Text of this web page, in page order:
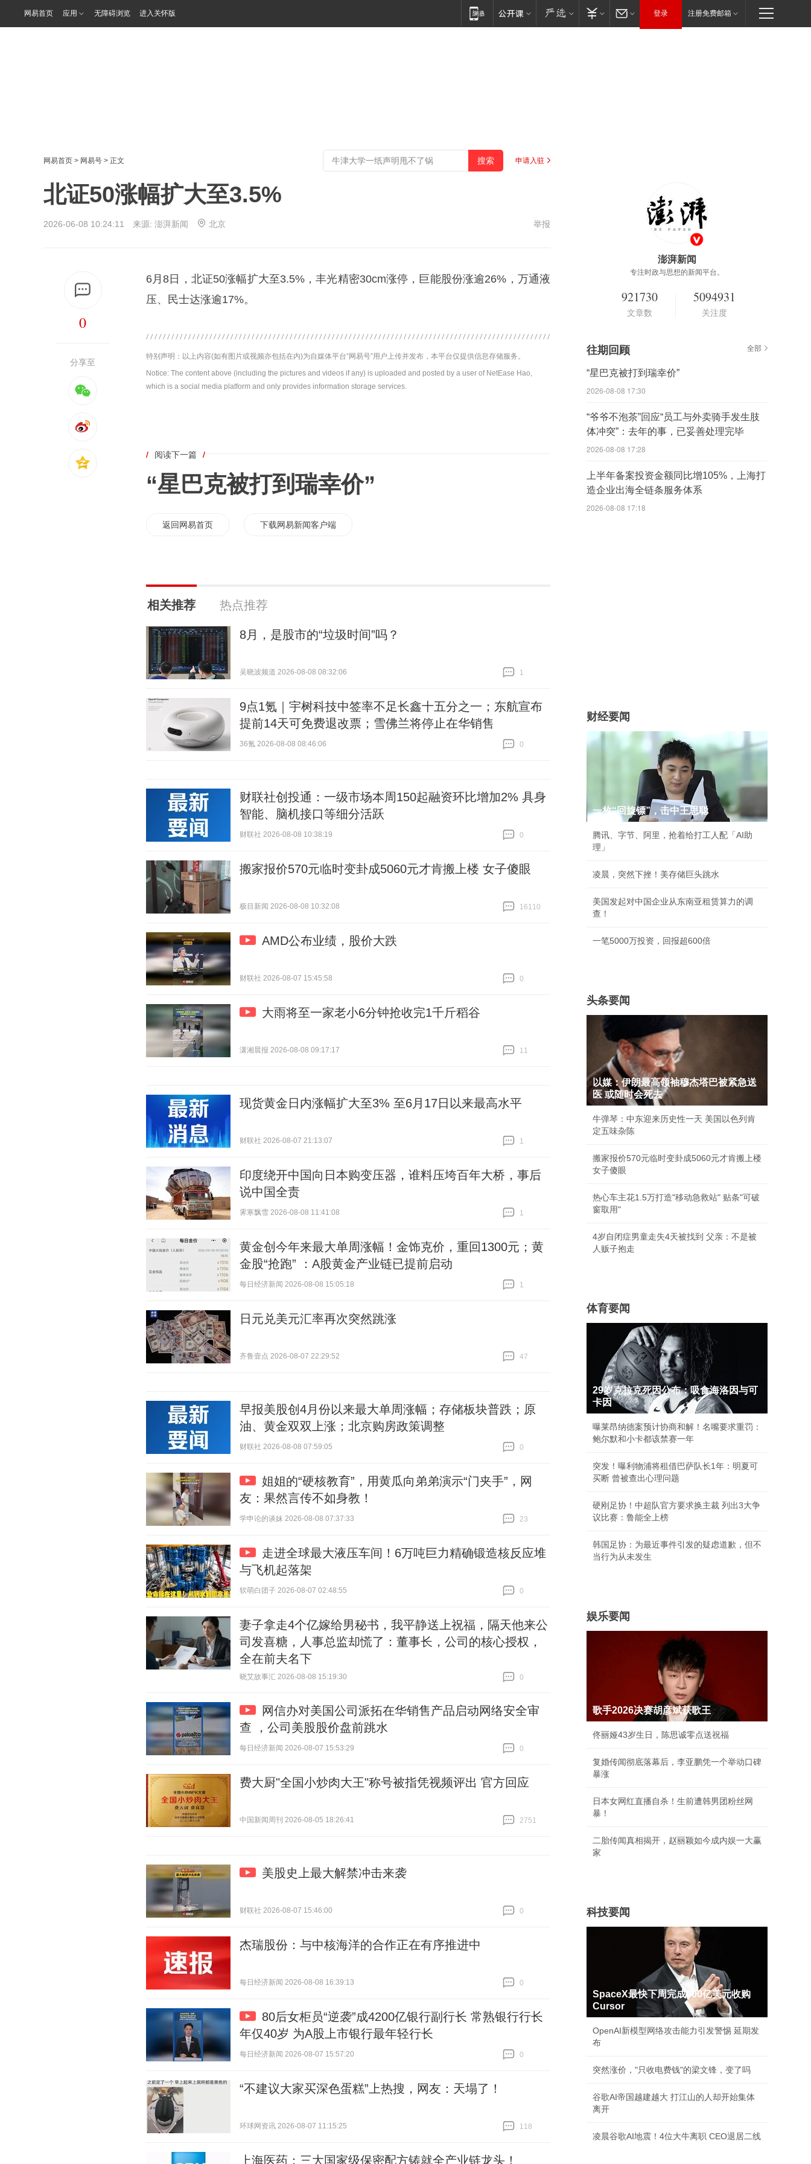
网易首页 应用 无障碍浏览 进入关怀版 登录 注册免费邮箱
网易首页 > 网易号 > 正文 申请入驻
北证50涨幅扩大至3.5%
2026-06-08 10:24:11 来源: 澎湃新闻 北京 举报
0
分享至
6月8日，北证50涨幅扩大至3.5%，丰光精密30cm涨停，巨能股份涨逾26%，万通液
压、民士达涨逾17%。
特别声明：以上内容(如有图片或视频亦包括在内)为自媒体平台“网易号”用户上传并发布，本平台仅提供信息存储服务。
Notice: The content above (including the pictures and videos if any) is uploaded and posted by a user of NetEase Hao,
which is a social media platform and only provides information storage services.
/ 阅读下一篇 /
“星巴克被打到瑞幸价”
返回网易首页 下载网易新闻客户端
相关推荐 热点推荐
8月，是股市的“垃圾时间”吗？
吴晓波频道 2026-08-08 08:32:06
1
9点1氪｜宇树科技中签率不足长鑫十五分之一；东航宣布
提前14天可免费退改票；雪佛兰将停止在华销售
36氪 2026-08-08 08:46:06
0
财联社创投通：一级市场本周150起融资环比增加2% 具身
智能、脑机接口等细分活跃
财联社 2026-08-08 10:38:19
0
搬家报价570元临时变卦成5060元才肯搬上楼 女子傻眼
极目新闻 2026-08-08 10:32:08
16110
AMD公布业绩，股价大跌
财联社 2026-08-07 15:45:58
0
大雨将至一家老小6分钟抢收完1千斤稻谷
潇湘晨报 2026-08-08 09:17:17
11
现货黄金日内涨幅扩大至3% 至6月17日以来最高水平
财联社 2026-08-07 21:13:07
1
印度绕开中国向日本购变压器，谁料压垮百年大桥，事后
说中国全责
霁寒飘雪 2026-08-08 11:41:08
1
黄金创今年来最大单周涨幅！金饰克价，重回1300元；黄
金股“抢跑” ：A股黄金产业链已提前启动
每日经济新闻 2026-08-08 15:05:18
1
日元兑美元汇率再次突然跳涨
齐鲁壹点 2026-08-07 22:29:52
47
早报美股创4月份以来最大单周涨幅；存储板块普跌；原
油、黄金双双上涨；北京购房政策调整
财联社 2026-08-08 07:59:05
0
姐姐的“硬核教育”，用黄瓜向弟弟演示“门夹手”，网
友：果然言传不如身教！
学申论的谈妹 2026-08-08 07:37:33
23
走进全球最大液压车间！6万吨巨力精确锻造核反应堆
与飞机起落架
软萌白团子 2026-08-07 02:48:55
0
妻子拿走4个亿嫁给男秘书，我平静送上祝福，隔天他来公
司发喜糖，人事总监却慌了：董事长，公司的核心授权，
全在前夫名下
晓艾故事汇 2026-08-08 15:19:30
0
网信办对美国公司派拓在华销售产品启动网络安全审
查 ，公司美股股价盘前跳水
每日经济新闻 2026-08-07 15:53:29
0
费大厨"全国小炒肉大王"称号被指凭视频评出 官方回应
中国新闻周刊 2026-08-05 18:26:41
2751
美股史上最大解禁冲击来袭
财联社 2026-08-07 15:46:00
0
杰瑞股份：与中核海洋的合作正在有序推进中
每日经济新闻 2026-08-08 16:39:13
0
80后女柜员“逆袭”成4200亿银行副行长 常熟银行行长
年仅40岁 为A股上市银行最年轻行长
每日经济新闻 2026-08-07 15:57:20
0
“不建议大家买深色蛋糕”上热搜，网友：天塌了！
环球网资讯 2026-08-07 11:15:25
118
上海医药：三大国家级保密配方铸就全产业链龙头！
澎湃新闻
专注时政与思想的新闻平台。
921730
文章数
5094931
关注度
往期回顾 全部
“星巴克被打到瑞幸价”
2026-08-08 17:30
“爷爷不泡茶”回应“员工与外卖骑手发生肢
体冲突”：去年的事，已妥善处理完毕
2026-08-08 17:28
上半年备案投资金额同比增105%，上海打
造企业出海全链条服务体系
2026-08-08 17:18
财经要闻
一枚“回旋镖”，击中王思聪
腾讯、字节、阿里，抢着给打工人配「AI助
理」
凌晨，突然下挫！美存储巨头跳水
美国发起对中国企业从东南亚租赁算力的调
查！
一笔5000万投资，回报超600倍
头条要闻
以媒：伊朗最高领袖穆杰塔巴被紧急送
医 或随时会死去
牛弹琴：中东迎来历史性一天 美国以色列肯
定五味杂陈
搬家报价570元临时变卦成5060元才肯搬上楼
女子傻眼
热心车主花1.5万打造"移动急救站" 贴条"可破
窗取用"
4岁自闭症男童走失4天被找到 父亲：不是被
人贩子抱走
体育要闻
29岁克拉克死因公布：吸食海洛因与可
卡因
曝莱昂纳德案预计协商和解！名嘴要求重罚：
鲍尔默和小卡都该禁赛一年
突发！曝利物浦将租借巴萨队长1年：明夏可
买断 曾被查出心理问题
硬刚足协！中超队官方要求换主裁 列出3大争
议比赛：鲁能全上榜
韩国足协：为最近事件引发的疑虑道歉，但不
当行为从未发生
娱乐要闻
歌手2026决赛胡彦斌获歌王
佟丽娅43岁生日，陈思诚零点送祝福
复婚传闻彻底落幕后，李亚鹏凭一个举动口碑
暴涨
日本女网红直播自杀！生前遭韩男团粉丝网
暴！
二胎传闻真相揭开，赵丽颖如今成内娱一大赢
家
科技要闻
SpaceX最快下周完成600亿美元收购
Cursor
OpenAI新模型网络攻击能力引发警惕 延期发
布
突然涨价，"只收电费钱"的梁文锋，变了吗
谷歌AI帝国越建越大 打江山的人却开始集体
离开
凌晨谷歌AI地震！4位大牛离职 CEO退居二线